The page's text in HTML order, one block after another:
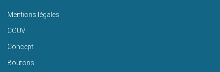
Mentions légales
CGUV
Concept
Boutons